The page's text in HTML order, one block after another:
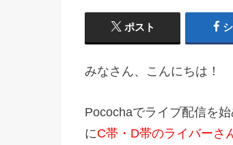
ポスト
みなさん、こんにちは！
Pocochaでライブ配信を
にC帯・D帯のライバーさ